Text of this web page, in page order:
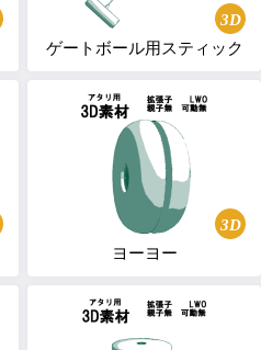
3D
ゲートボール用スティック
3D
ヨーヨー